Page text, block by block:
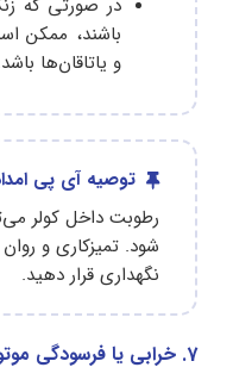
در صورتی که
باشند، ممکن
و یاتاقان‌ها
توصیه آی پی
رطوبت داخل کولر
شود. تمیزکاری و روان‌
نگهداری قرار دهید.
7. خرابی یا فرسودگی موتور